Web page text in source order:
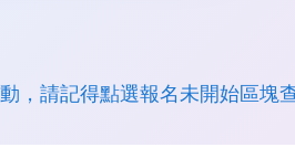
，請記得點選報名未開始區塊